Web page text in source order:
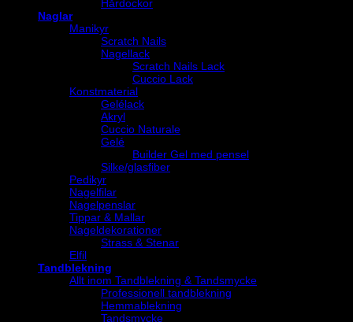
Hårdockor
Naglar
Manikyr
Scratch Nails
Nagellack
Scratch Nails Lack
Cuccio Lack
Konstmaterial
Gelélack
Akryl
Cuccio Naturale
Gelé
Builder Gel med pensel
Silke/glasfiber
Pedikyr
Nagelfilar
Nagelpenslar
Tippar & Mallar
Nageldekorationer
Strass & Stenar
Elfil
Tandblekning
Allt inom Tandblekning & Tandsmycke
Professionell tandblekning
Hemmablekning
Tandsmycke